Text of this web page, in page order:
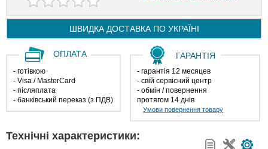
ШВИДКА ДОСТАВКА ПО УКРАЇНІ
ОПЛАТА
- готівкою
- Visa / MasterCard
- післяплата
- банківський переказ (з ПДВ)
ГАРАНТІЯ
- гарантія 12 месяцев
- свій сервісний центр
- обмін / повернення
протягом 14 днів
Умови повернення товару
Технічні характеристики: